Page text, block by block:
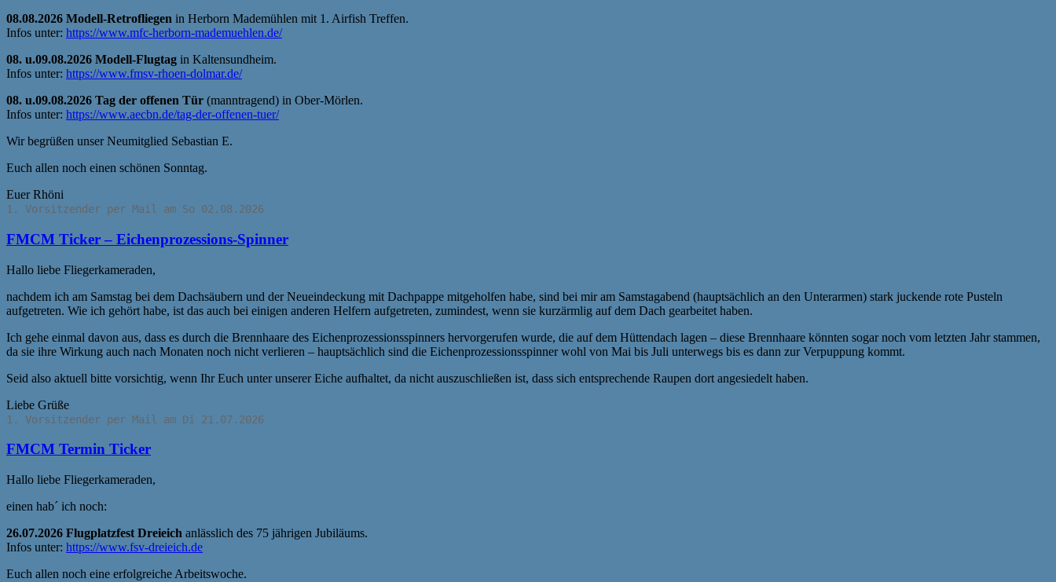
08.08.2026 Modell-Retrofliegen in Herborn Mademühlen mit 1. Airfish Treffen.
Infos unter: https://www.mfc-herborn-mademuehlen.de/
08. u.09.08.2026 Modell-Flugtag in Kaltensundheim.
Infos unter: https://www.fmsv-rhoen-dolmar.de/
08. u.09.08.2026 Tag der offenen Tür (manntragend) in Ober-Mörlen.
Infos unter: https://www.aecbn.de/tag-der-offenen-tuer/
Wir begrüßen unser Neumitglied Sebastian E.
Euch allen noch einen schönen Sonntag.
Euer Rhöni
1. Vorsitzender per Mail am So 02.08.2026
FMCM Ticker – Eichenprozessions-Spinner
Hallo liebe Fliegerkameraden,
nachdem ich am Samstag bei dem Dachsäubern und der Neueindeckung mit Dachpappe mitgeholfen habe, sind bei mir am Samstagabend (hauptsächlich an den Unterarmen) stark juckende rote Pusteln
aufgetreten. Wie ich gehört habe, ist das auch bei einigen anderen Helfern aufgetreten, zumindest, wenn sie kurzärmlig auf dem Dach gearbeitet haben.
Ich gehe einmal davon aus, dass es durch die Brennhaare des Eichenprozessionsspinners hervorgerufen wurde, die auf dem Hüttendach lagen – diese Brennhaare könnten sogar noch vom letzten Jahr stammen,
da sie ihre Wirkung auch nach Monaten noch nicht verlieren – hauptsächlich sind die Eichenprozessionsspinner wohl von Mai bis Juli unterwegs bis es dann zur Verpuppung kommt.
Seid also aktuell bitte vorsichtig, wenn Ihr Euch unter unserer Eiche aufhaltet, da nicht auszuschließen ist, dass sich entsprechende Raupen dort angesiedelt haben.
Liebe Grüße
1. Vorsitzender per Mail am Di 21.07.2026
FMCM Termin Ticker
Hallo liebe Fliegerkameraden,
einen hab´ ich noch:
26.07.2026 Flugplatzfest Dreieich anlässlich des 75 jährigen Jubiläums.
Infos unter: https://www.fsv-dreieich.de
Euch allen noch eine erfolgreiche Arbeitswoche.